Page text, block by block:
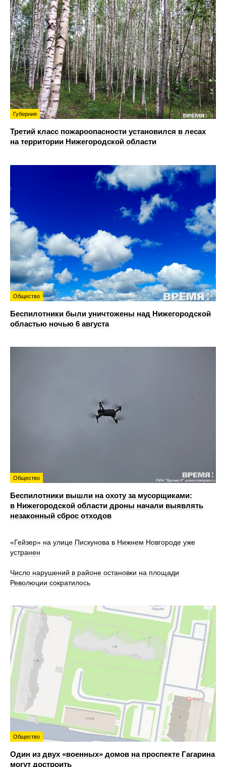
Губерния
Третий класс пожароопасности установился в лесах
на территории Нижегородской области
Общество
Беспилотники были уничтожены над Нижегородской
областью ночью 6 августа
Общество
Беспилотники вышли на охоту за мусорщиками:
в Нижегородской области дроны начали выявлять
незаконный сброс отходов
«Гейзер» на улице Пискунова в Нижнем Новгороде уже
устранен
Число нарушений в районе остановки на площади
Революции сократилось
Общество
Один из двух «военных» домов на проспекте Гагарина
могут достроить